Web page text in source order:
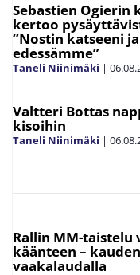
Sebastien Ogierin
kertoo
”Nostin katseeni
edessämme”
Taneli Niinimäki |
Valtteri Bottas
kisoihin
Taneli Niinimäki |
Rallin MM-taistelu
käänteen –
vaakalaudalla